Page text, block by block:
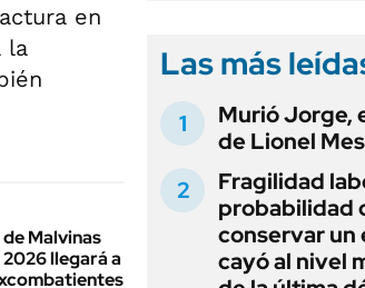
en
la
Malvinas
llegará a
Las más
Murió Jorge,
de Lionel
Fragilidad
probabilidad
conservar un
cayó al nivel